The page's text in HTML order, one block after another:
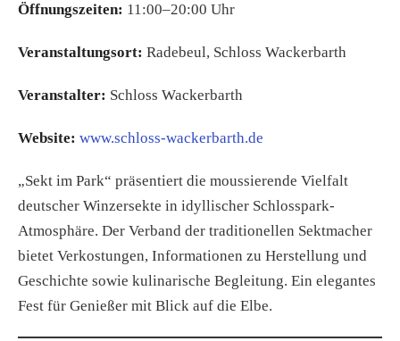
Öffnungszeiten: 11:00–20:00 Uhr
Veranstaltungsort: Radebeul, Schloss Wackerbarth
Veranstalter: Schloss Wackerbarth
Website: www.schloss-wackerbarth.de
„Sekt im Park“ präsentiert die moussierende Vielfalt
deutscher Winzersekte in idyllischer Schlosspark-
Atmosphäre. Der Verband der traditionellen Sektmacher
bietet Verkostungen, Informationen zu Herstellung und
Geschichte sowie kulinarische Begleitung. Ein elegantes
Fest für Genießer mit Blick auf die Elbe.